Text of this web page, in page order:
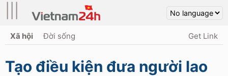
Xã hội Đời sống Get Link
Tạo điều kiện đưa người lao